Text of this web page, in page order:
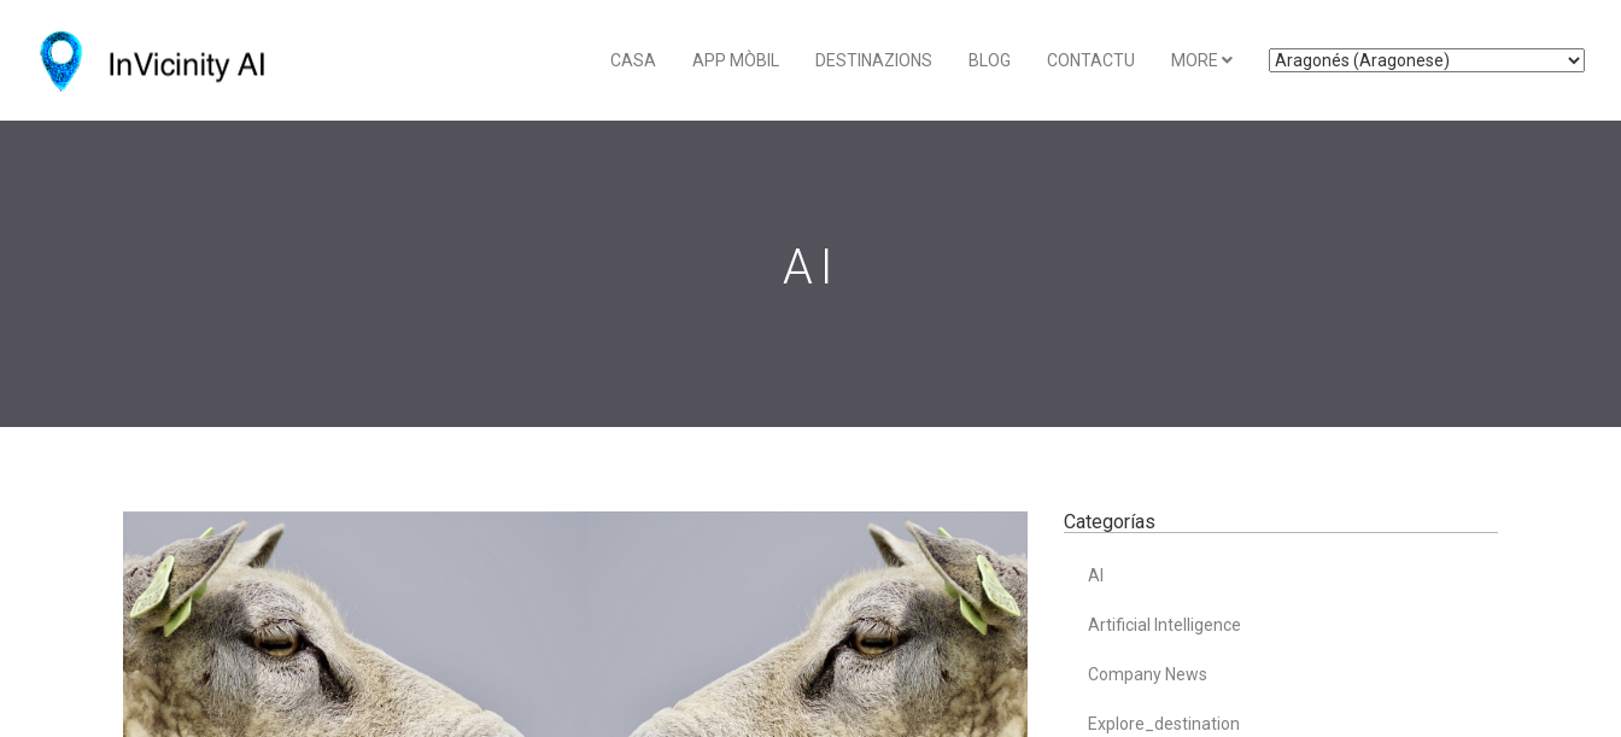
CASA APP MÒBIL DESTINAZIONS BLOG CONTACTU MORE
AI
Categorías
AI
Artificial Intelligence
Company News
Explore_destination